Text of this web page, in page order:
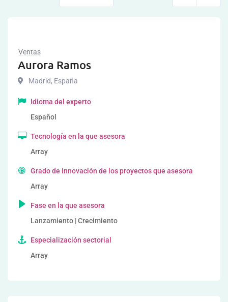
Ventas
Aurora Ramos
Madrid, España
Idioma del experto
Español
Tecnología en la que asesora
Array
Grado de innovación de los proyectos que asesora
Array
Fase en la que asesora
Lanzamiento | Crecimiento
Especialización sectorial
Array